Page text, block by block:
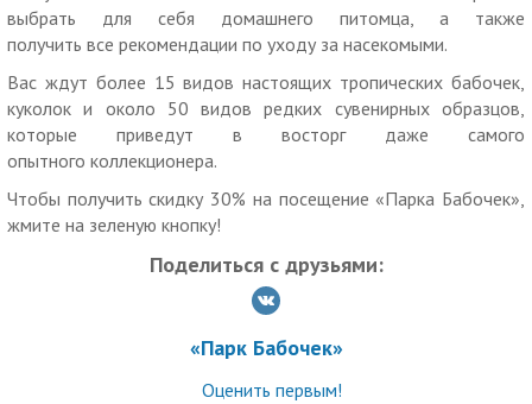
выбрать для себя домашнего питомца, а также
получить все рекомендации по уходу за насекомыми.
Вас ждут более 15 видов настоящих тропических бабочек,
куколок и около 50 видов редких сувенирных образцов,
которые приведут в восторг даже самого
опытного коллекционера.
Чтобы получить скидку 30% на посещение «Парка Бабочек»,
жмите на зеленую кнопку!
Поделиться с друзьями:
«Парк Бабочек»
Оценить первым!